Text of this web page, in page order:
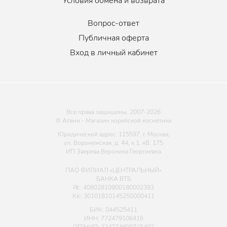
Вопрос-ответ
Публичная оферта
Вход в личный кабинет
Все права защищены. 2007-2026
© Атами - Магазин корейской косметики
Юридический адрес: 115597, г. Москва,
ул. Воронежская, д. 44, к 1, кВ. 175
ИП Зверева Вероника Георгиевна
ПАО ФИЛИАЛ «ЦЕНТРАЛЬНЫЙ»
БАНКА ВТБ
Р/с: 40802810900180002393
К/с: 30101810145250000411
БИК: 044525411
ИНН: 772479106416